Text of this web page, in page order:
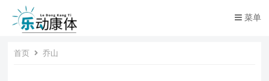
菜单
首页 乔山